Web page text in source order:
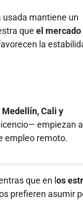
usada mantiene un
que el mercado
la
Cali y
empiezan a
empleo remoto.
que en l os
prefieren asumir